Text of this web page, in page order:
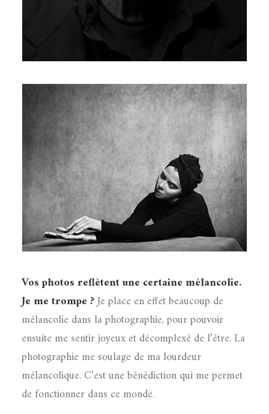
Vos photos reflètent une certaine mélancolie.
Je me trompe ?Je place en effet beaucoup de
mélancolie dans la photographie, pour pouvoir
ensuite me sentir joyeux et décomplexé de l’être. La
photographie me soulage de ma lourdeur
mélancolique. C’est une bénédiction qui me permet
de fonctionner dans ce monde.